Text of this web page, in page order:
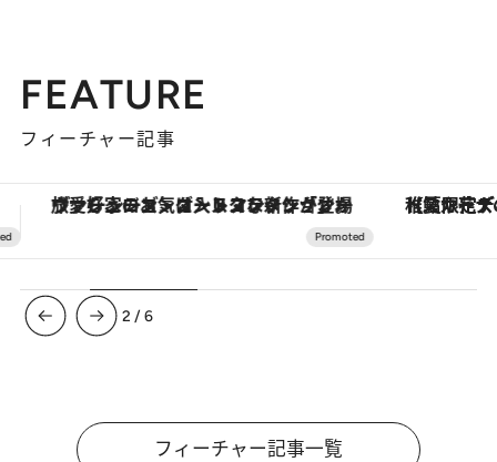
FEATURE
フィーチャー記事
【夏限定ディナーコース】旬を迎える稚鮎や花ズッキーニなどをイタリア・トスカーナの郷土料理の手法で満喫！
3 /6
フィーチャー記事一覧